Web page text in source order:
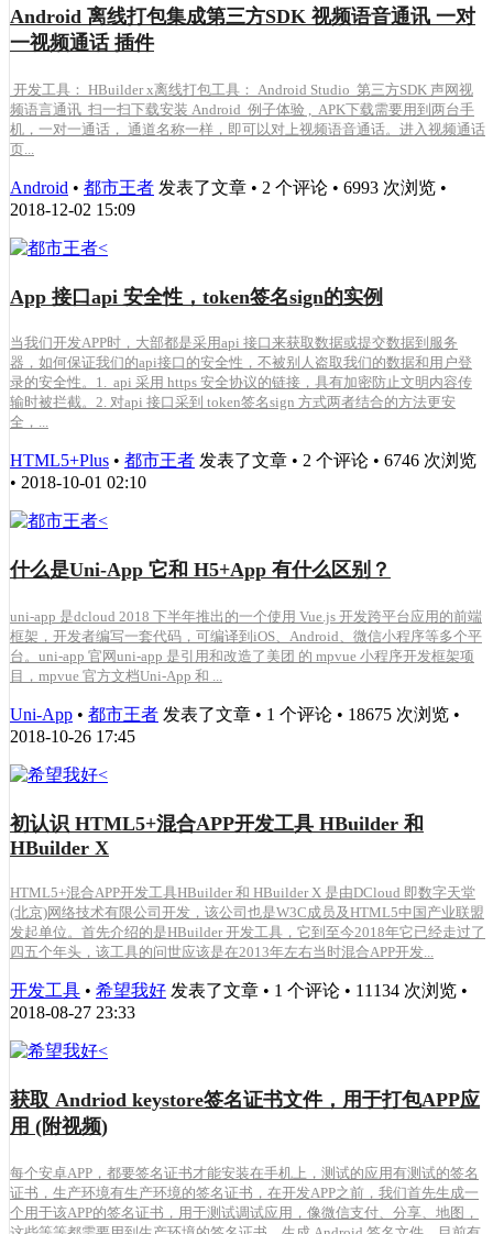
Android 离线打包集成第三方SDK 视频语音通讯 一对
一视频通话 插件
开发工具： HBuilder x离线打包工具： Android Studio 第三方SDK 声网视
频语言通讯 扫一扫下载安装 Android 例子体验 , APK下载需要用到两台手
机，一对一通话， 通道名称一样，即可以对上视频语音通话。进入视频通话
页...
Android • 都市王者 发表了文章 • 2 个评论 • 6993 次浏览 •
2018-12-02 15:09
App 接口api 安全性，token签名sign的实例
当我们开发APP时，大部都是采用api 接口来获取数据或提交数据到服务
器，如何保证我们的api接口的安全性，不被别人盗取我们的数据和用户登
录的安全性。1. api 采用 https 安全协议的链接，具有加密防止文明内容传
输时被拦截。2. 对api 接口采到 token签名sign 方式两者结合的方法更安
全，...
HTML5+Plus • 都市王者 发表了文章 • 2 个评论 • 6746 次浏览
• 2018-10-01 02:10
什么是Uni-App 它和 H5+App 有什么区别？
uni-app 是dcloud 2018 下半年推出的一个使用 Vue.js 开发跨平台应用的前端
框架，开发者编写一套代码，可编译到iOS、Android、微信小程序等多个平
台。uni-app 官网uni-app 是引用和改造了美团 的 mpvue 小程序开发框架项
目，mpvue 官方文档Uni-App 和 ...
Uni-App • 都市王者 发表了文章 • 1 个评论 • 18675 次浏览 •
2018-10-26 17:45
初认识 HTML5+混合APP开发工具 HBuilder 和
HBuilder X
HTML5+混合APP开发工具HBuilder 和 HBuilder X 是由DCloud 即数字天堂
(北京)网络技术有限公司开发，该公司也是W3C成员及HTML5中国产业联盟
发起单位。首先介绍的是HBuilder 开发工具，它到至今2018年它已经走过了
四五个年头，该工具的问世应该是在2013年左右当时混合APP开发...
开发工具 • 希望我好 发表了文章 • 1 个评论 • 11134 次浏览 •
2018-08-27 23:33
获取 Andriod keystore签名证书文件，用于打包APP应
用 (附视频)
每个安卓APP，都要签名证书才能安装在手机上，测试的应用有测试的签名
证书，生产环境有生产环境的签名证书，在开发APP之前，我们首先生成一
个用于该APP的签名证书，用于测试调试应用，像微信支付、分享、地图，